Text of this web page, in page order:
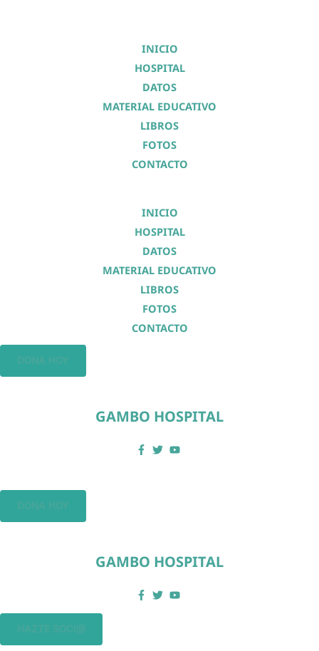
INICIO
HOSPITAL
DATOS
MATERIAL EDUCATIVO
LIBROS
FOTOS
CONTACTO
INICIO
HOSPITAL
DATOS
MATERIAL EDUCATIVO
LIBROS
FOTOS
CONTACTO
GAMBO HOSPITAL
GAMBO HOSPITAL